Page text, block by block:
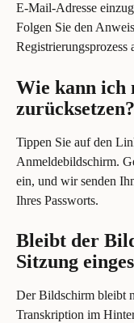
E-Mail-Adresse
Folgen Sie den
Registrierungsprozess
Wie kann ich
zurücksetzen?
Tippen Sie auf den
Anmeldebildschirm.
ein, und wir senden
Ihres Passworts.
Bleibt der
Sitzung
Der Bildschirm bleibt
Transkription im